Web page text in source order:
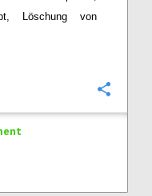
Löschung von